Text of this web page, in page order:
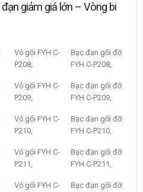
giảm giá lớn – Vòng bi
Vỏ gối FYH C-
P208,
Bạc đạn gối đỡ
FYH C-P208,
Vỏ gối FYH C-
P209,
Bạc đạn gối đỡ
FYH C-P209,
Vỏ gối FYH C-
P210,
Bạc đạn gối đỡ
FYH C-P210,
Vỏ gối FYH C-
P211,
Bạc đạn gối đỡ
FYH C-P211,
Vỏ gối FYH C-
Bạc đạn gối đỡ